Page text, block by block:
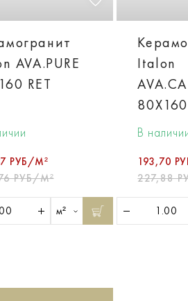
AVA.PURE
RET
РУБ/М²
РУБ/М²
м²
Italon
В
193,70
227,88